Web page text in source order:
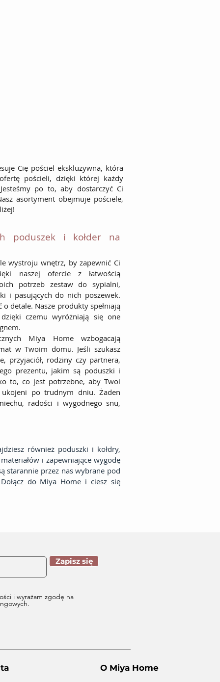
Cię pościel ekskluzywna, która
pościeli, dzięki której każdy
po to, aby dostarczyć Ci
asortyment obejmuje pościele,
poduszek i kołder na
wystroju wnętrz, by zapewnić Ci
naszej ofercie z łatwością
potrzeb zestaw do sypialni,
i pasujących do nich poszewek.
detale. Nasze produkty spełniają
czemu wyróżniają się one
Miya Home wzbogacają
w Twoim domu. Jeśli szukasz
przyjaciół, rodziny czy partnera,
prezentu, jakim są poduszki i
to, co jest potrzebne, aby Twoi
po trudnym dniu. Żaden
radości i wygodnego snu,
również poduszki i kołdry,
i zapewniające wygodę
starannie przez nas wybrane pod
do Miya Home i ciesz się
Zapisz się
i wyrażam zgodę na
O Miya Home